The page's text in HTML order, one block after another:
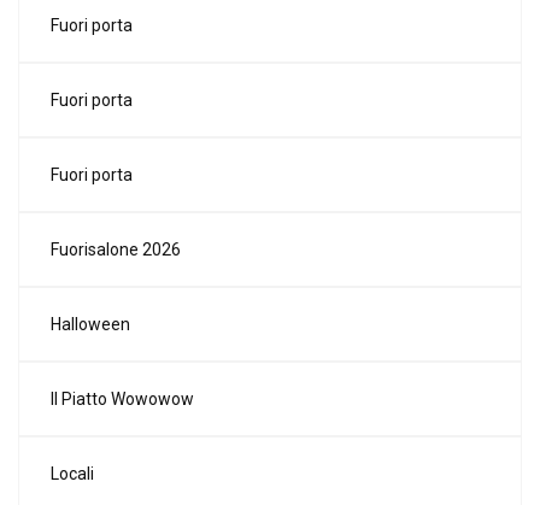
Fuori porta
Fuori porta
Fuori porta
Fuorisalone 2026
Halloween
Il Piatto Wowowow
Locali